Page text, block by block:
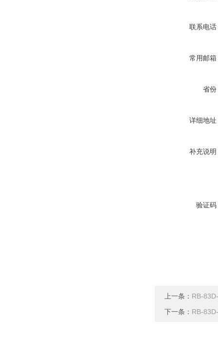
联系电话
常用邮箱
省份
详细地址
补充说明
验证码
上一条： RB-
下一条： RB-